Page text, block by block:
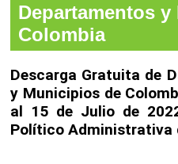
Departamentos
Colombia
Descarga Gratuita de
y Municipios de
al 15 de Julio de
Político Administrativa